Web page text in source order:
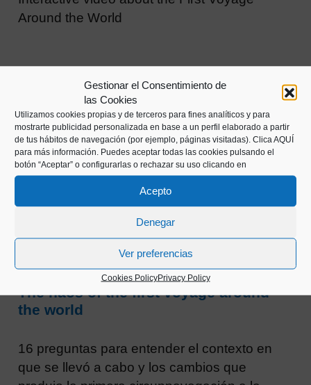
Gestionar el Consentimiento de
las Cookies
Utilizamos cookies propias y de terceros para fines analíticos y para
mostrarte publicidad personalizada en base a un perfil elaborado a partir
de tus hábitos de navegación (por ejemplo, páginas visitadas). Clica AQUÍ
para más información. Puedes aceptar todas las cookies pulsando el
botón “Aceptar” o configurarlas o rechazar su uso clicando en
Acepto
Denegar
Ver preferencias
Cookies PolicyPrivacy Policy
Around the World
VIRTUAL EXHIBITION
The naos of the first voyage around
the world
16 preguntas para entender el contexto en
que se llevó a cabo y los cambios que